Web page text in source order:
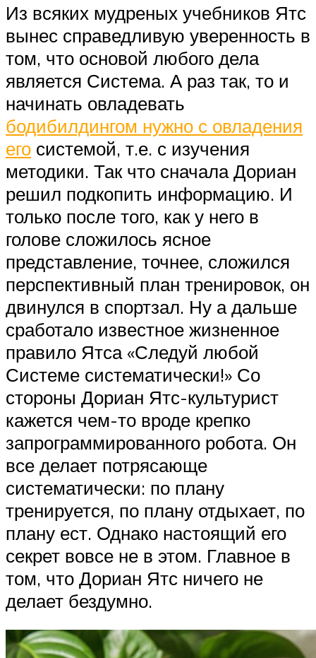
Из всяких мудреных учебников Ятс
вынес справедливую уверенность в
том, что основой любого дела
является Система. А раз так, то и
начинать овладевать
бодибилдингом нужно с овладения
его системой, т.е. с изучения
методики. Так что сначала Дориан
решил подкопить информацию. И
только после того, как у него в
голове сложилось ясное
представление, точнее, сложился
перспективный план тренировок, он
двинулся в спортзал. Ну а дальше
сработало известное жизненное
правило Ятса «Следуй любой
Системе систематически!» Со
стороны Дориан Ятс-культурист
кажется чем-то вроде крепко
запрограммированного робота. Он
все делает потрясающе
систематически: по плану
тренируется, по плану отдыхает, по
плану ест. Однако настоящий его
секрет вовсе не в этом. Главное в
том, что Дориан Ятс ничего не
делает бездумно.